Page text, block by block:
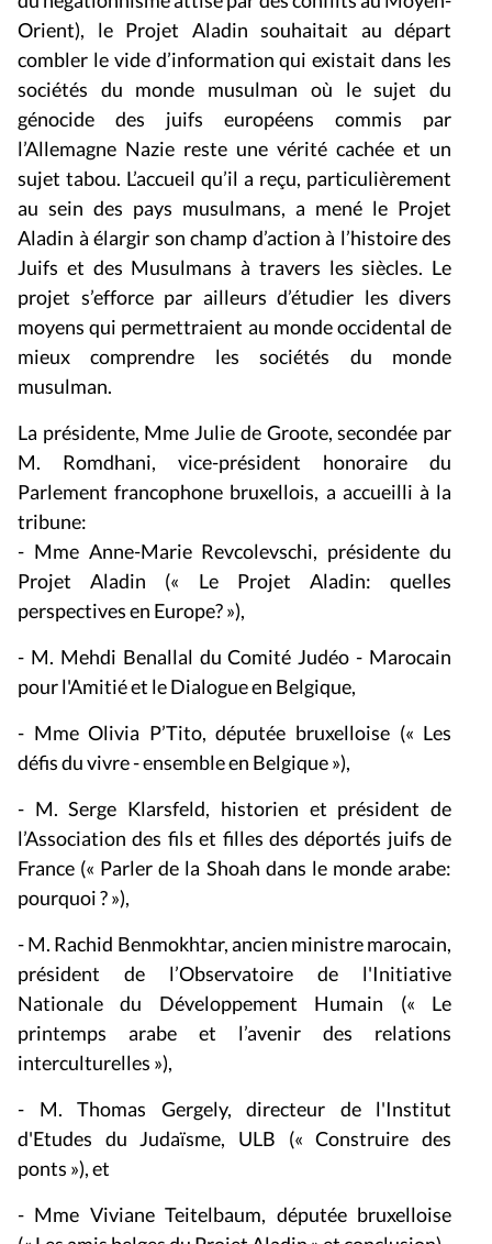
Orient), le Projet Aladin souhaitait au départ
combler le vide d’information qui existait dans les
sociétés du monde musulman où le sujet du
génocide des juifs européens commis par
l’Allemagne Nazie reste une vérité cachée et un
sujet tabou. L’accueil qu’il a reçu, particulièrement
au sein des pays musulmans, a mené le Projet
Aladin à élargir son champ d’action à l’histoire des
Juifs et des Musulmans à travers les siècles. Le
projet s’efforce par ailleurs d’étudier les divers
moyens qui permettraient au monde occidental de
mieux comprendre les sociétés du monde
musulman.
La présidente, Mme Julie de Groote, secondée par
M. Romdhani, vice-président honoraire du
Parlement francophone bruxellois, a accueilli à la
tribune:
- Mme Anne-Marie Revcolevschi, présidente du
Projet Aladin (« Le Projet Aladin: quelles
perspectives en Europe? »),
- M. Mehdi Benallal du Comité Judéo - Marocain
pour l'Amitié et le Dialogue en Belgique,
- Mme Olivia P’Tito, députée bruxelloise (« Les
défis du vivre - ensemble en Belgique »),
- M. Serge Klarsfeld, historien et président de
l’Association des fils et filles des déportés juifs de
France (« Parler de la Shoah dans le monde arabe:
pourquoi ? »),
- M. Rachid Benmokhtar, ancien ministre marocain,
président de l’Observatoire de l'Initiative
Nationale du Développement Humain (« Le
printemps arabe et l’avenir des relations
interculturelles »),
- M. Thomas Gergely, directeur de l'Institut
d'Etudes du Judaïsme, ULB (« Construire des
ponts »), et
- Mme Viviane Teitelbaum, députée bruxelloise